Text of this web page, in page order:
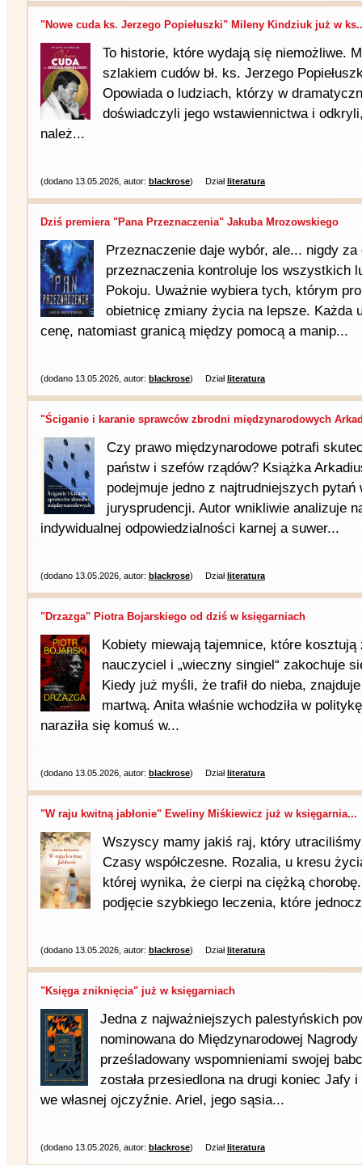
"Nowe cuda ks. Jerzego Popiełuszki" Mileny Kindziuk już w
To historie, które wydają się niemożliwe.
szlakiem cudów bł. ks. Jerzego
Opowiada o ludziach, którzy w
doświadczyli jego wstawiennictwa i
należ...
(dodano 13.05.2026, autor: blackrose) Działliteratura
Dziś premiera "Pana Przeznaczenia" Jakuba Mrozowskiego
Przeznaczenie daje wybór, ale... nigdy za
przeznaczenia kontroluje los wszystkich
Pokoju. Uważnie wybiera tych, którym
obietnicę zmiany życia na lepsze. Każda
cenę, natomiast granicą między pomocą a manip...
(dodano 13.05.2026, autor: blackrose) Działliteratura
"Ściganie i karanie sprawców zbrodni międzynarodowych
Czy prawo międzynarodowe potrafi
państw i szefów rządów? Książka
podejmuje jedno z najtrudniejszych pytań
jurysprudencji. Autor wnikliwie analizuje
indywidualnej odpowiedzialności karnej a suwer...
(dodano 13.05.2026, autor: blackrose) Działliteratura
"Drzazga" Piotra Bojarskiego od dziś w księgarniach
Kobiety miewają tajemnice, które kosztują
nauczyciel i „wieczny singiel“ zakochuje
Kiedy już myśli, że trafił do nieba,
martwą. Anita właśnie wchodziła w
naraziła się komuś w...
(dodano 13.05.2026, autor: blackrose) Działliteratura
"W raju kwitną jabłonie" Eweliny Miśkiewicz już w księgarnia...
Wszyscy mamy jakiś raj, który
Czasy współczesne. Rozalia, u kresu
której wynika, że cierpi na ciężką
podjęcie szybkiego leczenia, które
(dodano 13.05.2026, autor: blackrose) Działliteratura
"Księga zniknięcia" już w księgarniach
Jedna z najważniejszych palestyńskich
nominowana do Międzynarodowej
prześladowany wspomnieniami swojej
została przesiedlona na drugi koniec Jafy
we własnej ojczyźnie. Ariel, jego sąsia...
(dodano 13.05.2026, autor: blackrose) Działliteratura